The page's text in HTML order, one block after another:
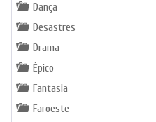
Dança
Desastres
Drama
Épico
Fantasia
Faroeste